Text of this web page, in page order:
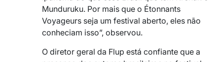
Munduruku. Por mais que o Étonnants
Voyageurs seja um festival aberto, eles não
conheciam isso”, observou.
O diretor geral da Flup está confiante que a